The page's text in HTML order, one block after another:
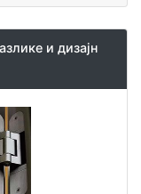
и дизајн